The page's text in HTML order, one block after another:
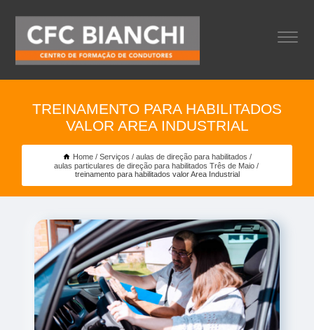
TREINAMENTO PARA HABILITADOS
VALOR AREA INDUSTRIAL
Home Serviços
aulas de direção para habilitados
aulas particulares de direção para habilitados Três de Maio
treinamento para habilitados valor Area Industrial